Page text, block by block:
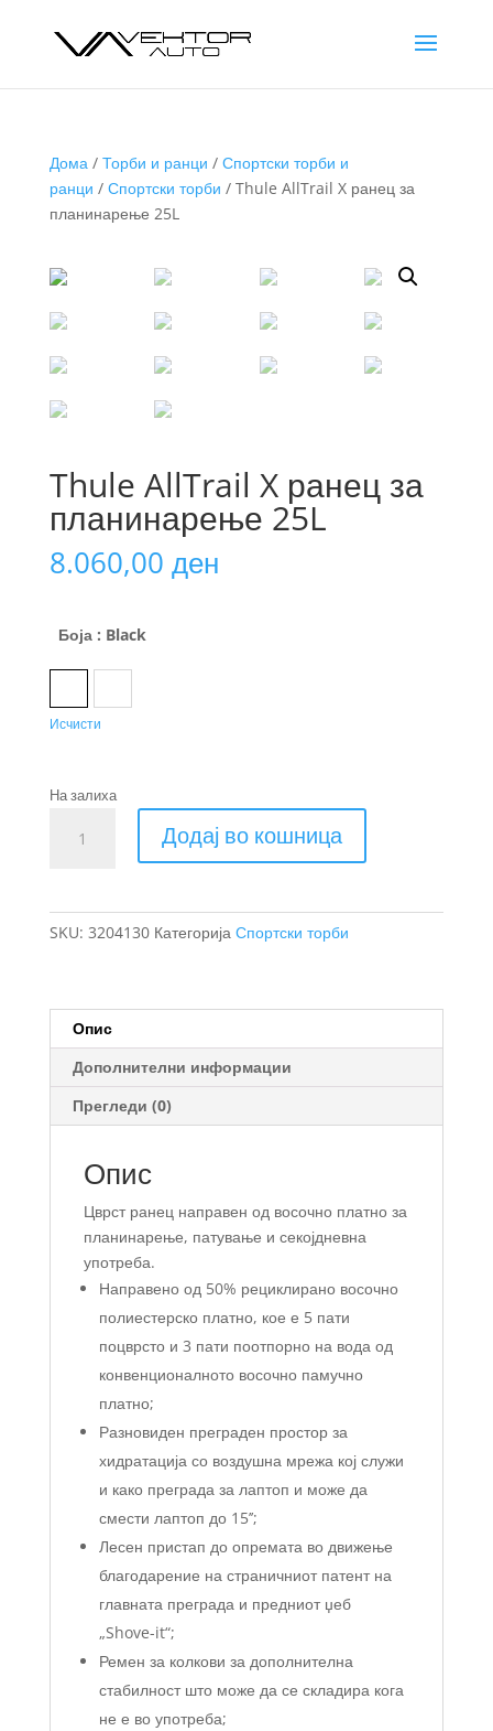
Дома/ Торби и ранци / Спортски торби и
ранци / Спортски торби / Thule AllTrail X ранец за
планинарење 25L
Thule AllTrail X ранец за
планинарење 25L
8.060,00 ден
Боја : Black
Исчисти
На залиха
AllTrail
Додај во кошница
SKU: 3204130 Категорија Спортски торби
Опис
Дополнителни информации
Прегледи (0)
Опис
Цврст ранец направен од восочно платно за
планинарење, патување и секојдневна
употреба.
Направено од 50% рециклирано восочно
полиестерско платно, кое е 5 пати
поцврсто и 3 пати поотпорно на вода од
конвенционалното восочно памучно
платно;
Разновиден преграден простор за
хидратација со воздушна мрежа кој служи
и како преграда за лаптоп и може да
смести лаптоп до 15’’;
Лесен пристап до опремата во движење
благодарение на страничниот патент на
главната преграда и предниот џеб
„Shove-it“;
Ремен за колкови за дополнителна
стабилност што може да се складира кога
не е во употреба;